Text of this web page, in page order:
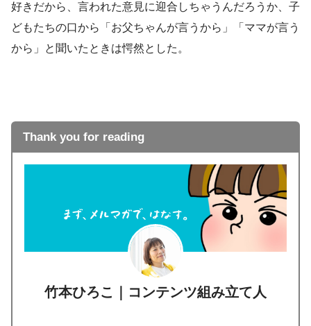
好きだから、言われた意見に迎合しちゃうんだろうか、子
どもたちの口から「お父ちゃんが言うから」「ママが言う
から」と聞いたときは愕然とした。
Thank you for reading
竹本ひろこ｜コンテンツ組み立て人